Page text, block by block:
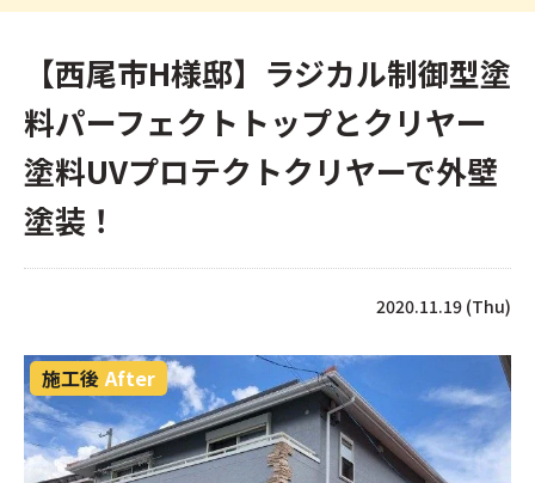
【西尾市H様邸】ラジカル制御型塗
料パーフェクトトップとクリヤー
塗料UVプロテクトクリヤーで外壁
塗装！
2020.11.19 (Thu)
施工後 After